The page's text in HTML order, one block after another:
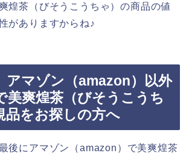
煌茶（びそうこうちゃ）の商品の値
がありますからね♪
アマゾン（amazon）以外
美爽煌茶（びそうこうち
品をお探しの方へ
後にアマゾン（amazon）で美爽煌茶